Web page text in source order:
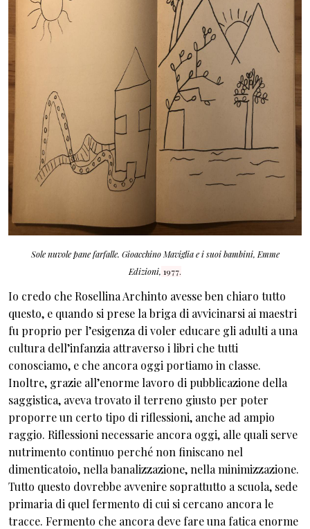
Sole nuvole pane farfalle. Gioacchino Maviglia e i suoi bambini, Emme
Edizioni, 1977.
Io credo che Rosellina Archinto avesse ben chiaro tutto
questo, e quando si prese la briga di avvicinarsi ai maestri
fu proprio per l’esigenza di voler educare gli adulti a una
cultura dell’infanzia attraverso i libri che tutti
conosciamo, e che ancora oggi portiamo in classe.
Inoltre, grazie all’enorme lavoro di pubblicazione della
saggistica, aveva trovato il terreno giusto per poter
proporre un certo tipo di riflessioni, anche ad ampio
raggio. Riflessioni necessarie ancora oggi, alle quali serve
nutrimento continuo perché non finiscano nel
dimenticatoio, nella banalizzazione, nella minimizzazione.
Tutto questo dovrebbe avvenire soprattutto a scuola, sede
primaria di quel fermento di cui si cercano ancora le
tracce. Fermento che ancora deve fare una fatica enorme